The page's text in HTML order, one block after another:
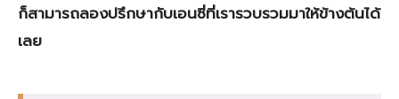
ก็สามารถลองปรึกษากับเอนซี่ที่เรารวบรวมมาให้ข้างต้นได้
เลย